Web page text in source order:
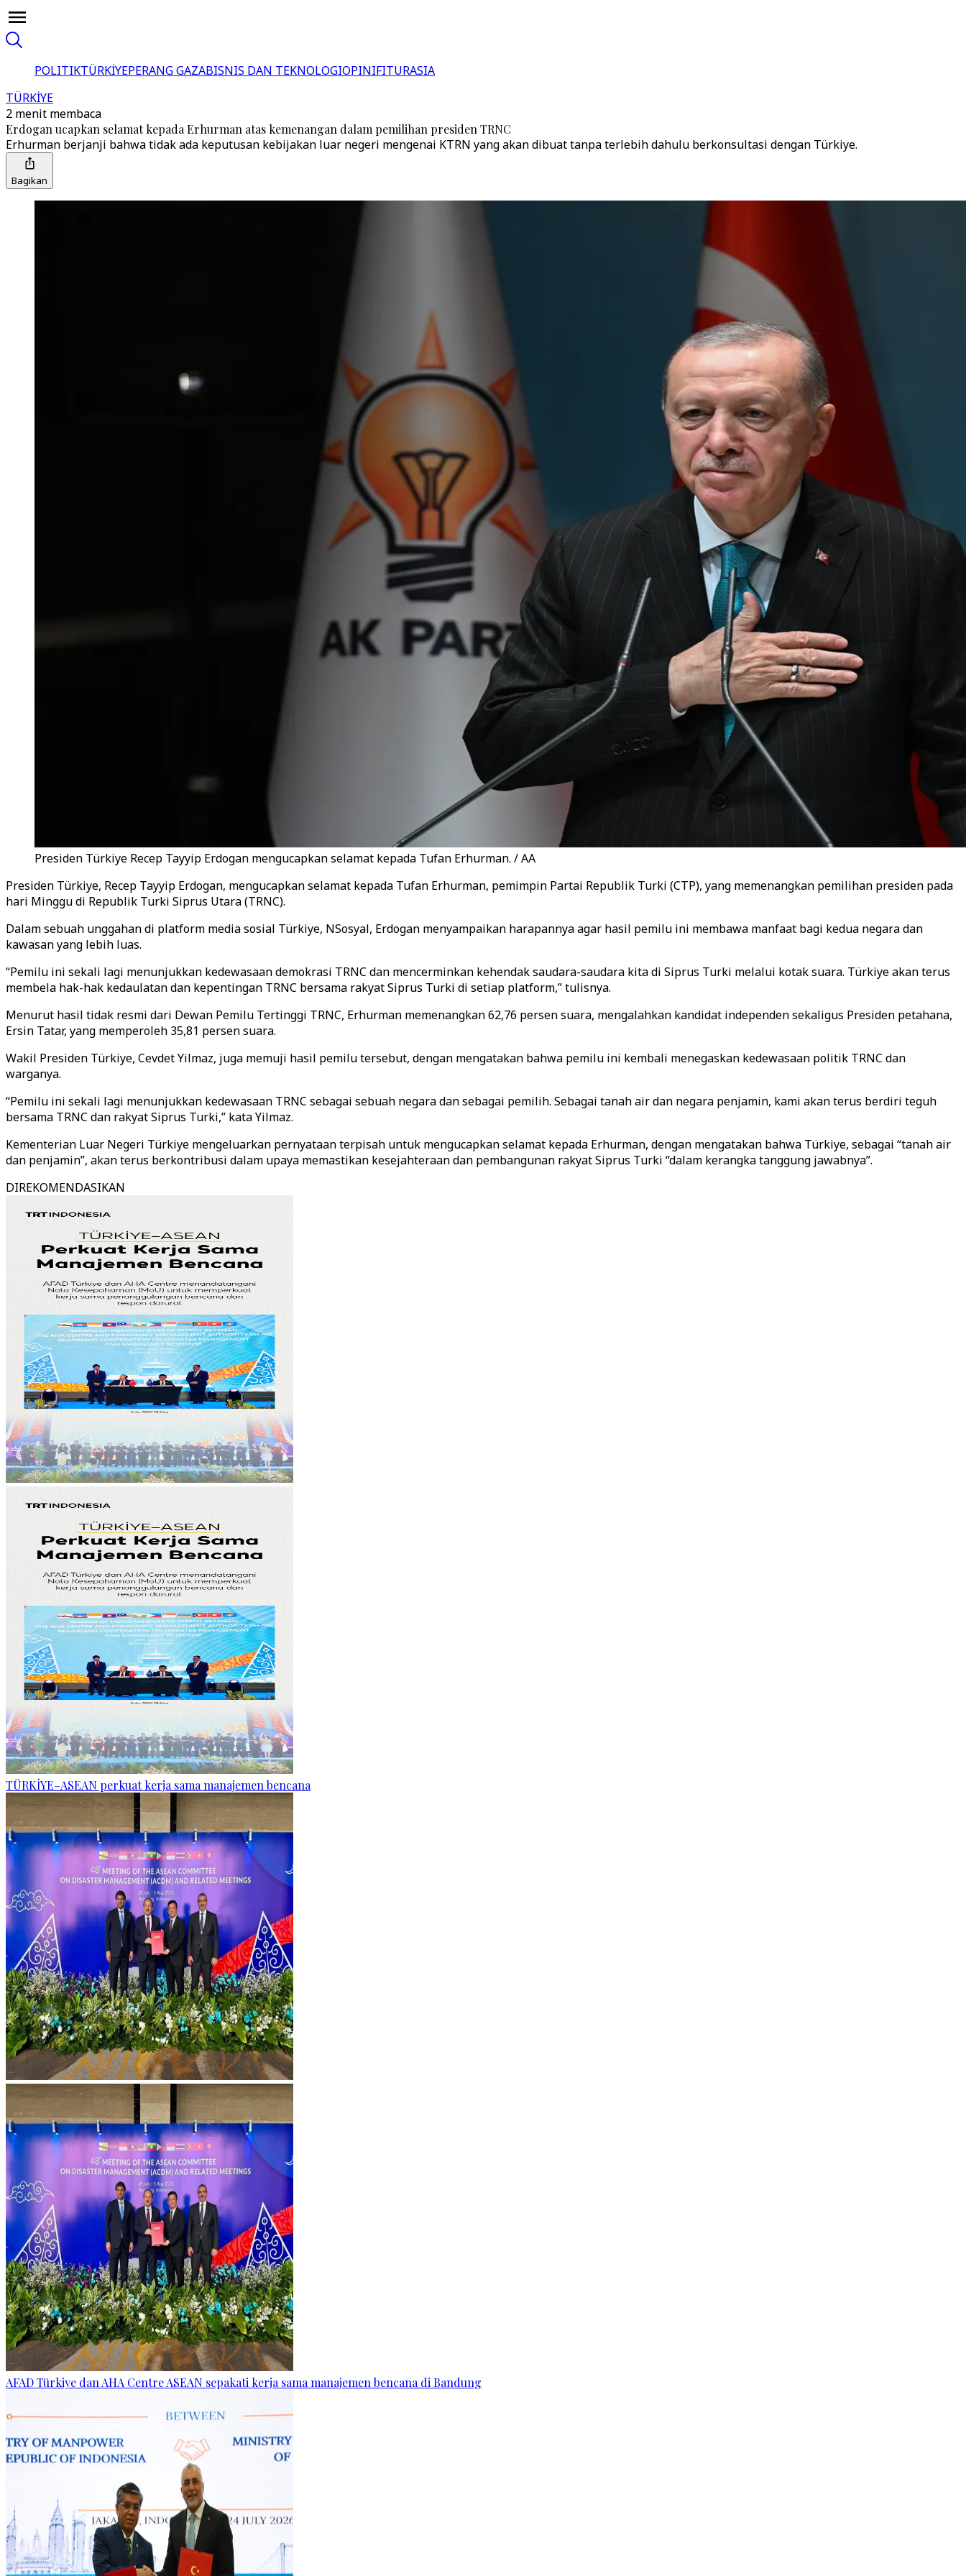
POLITIKTÜRKİYEPERANG GAZABISNIS DAN TEKNOLOGIOPINIFITURASIA
TÜRKİYE
2 menit membaca
Erdogan ucapkan selamat kepada Erhurman atas kemenangan dalam pemilihan presiden TRNC
Erhurman berjanji bahwa tidak ada keputusan kebijakan luar negeri mengenai KTRN yang akan dibuat tanpa terlebih dahulu berkonsultasi dengan Türkiye.
Bagikan
Presiden Türkiye Recep Tayyip Erdogan mengucapkan selamat kepada Tufan Erhurman. / AA
Presiden Türkiye, Recep Tayyip Erdogan, mengucapkan selamat kepada Tufan Erhurman, pemimpin Partai Republik Turki (CTP), yang memenangkan pemilihan presiden pada
hari Minggu di Republik Turki Siprus Utara (TRNC).
Dalam sebuah unggahan di platform media sosial Türkiye, NSosyal, Erdogan menyampaikan harapannya agar hasil pemilu ini membawa manfaat bagi kedua negara dan
kawasan yang lebih luas.
“Pemilu ini sekali lagi menunjukkan kedewasaan demokrasi TRNC dan mencerminkan kehendak saudara-saudara kita di Siprus Turki melalui kotak suara. Türkiye akan terus
membela hak-hak kedaulatan dan kepentingan TRNC bersama rakyat Siprus Turki di setiap platform,” tulisnya.
Menurut hasil tidak resmi dari Dewan Pemilu Tertinggi TRNC, Erhurman memenangkan 62,76 persen suara, mengalahkan kandidat independen sekaligus Presiden petahana,
Ersin Tatar, yang memperoleh 35,81 persen suara.
Wakil Presiden Türkiye, Cevdet Yilmaz, juga memuji hasil pemilu tersebut, dengan mengatakan bahwa pemilu ini kembali menegaskan kedewasaan politik TRNC dan
warganya.
“Pemilu ini sekali lagi menunjukkan kedewasaan TRNC sebagai sebuah negara dan sebagai pemilih. Sebagai tanah air dan negara penjamin, kami akan terus berdiri teguh
bersama TRNC dan rakyat Siprus Turki,” kata Yilmaz.
Kementerian Luar Negeri Türkiye mengeluarkan pernyataan terpisah untuk mengucapkan selamat kepada Erhurman, dengan mengatakan bahwa Türkiye, sebagai “tanah air
dan penjamin”, akan terus berkontribusi dalam upaya memastikan kesejahteraan dan pembangunan rakyat Siprus Turki “dalam kerangka tanggung jawabnya”.
DIREKOMENDASIKAN
TÜRKİYE–ASEAN perkuat kerja sama manajemen bencana
AFAD Türkiye dan AHA Centre ASEAN sepakati kerja sama manajemen bencana di Bandung